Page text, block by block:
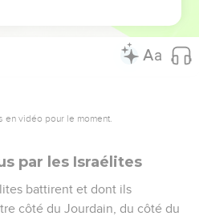
vidéo pour le moment.
par les Israélites
battirent et dont ils
côté du Jourdain, du côté du